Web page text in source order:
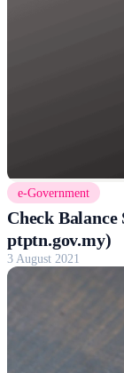
e-Government
Check
ptptn.gov.my)
3 August 2021